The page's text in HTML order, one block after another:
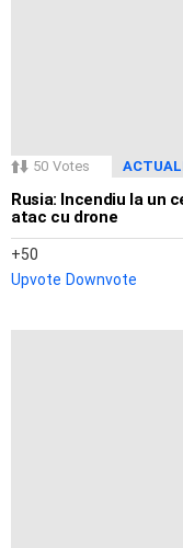
50 Votes
Rusia: Incendiu la un
atac cu drone
50
Upvote Downvote